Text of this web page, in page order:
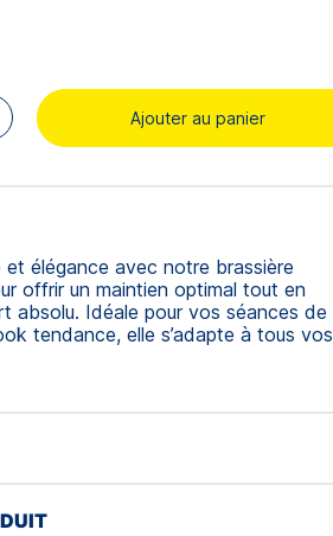
Ajouter au panier
et élégance avec notre brassière
offrir un maintien optimal tout en
absolu. Idéale pour vos séances de
tendance, elle s’adapte à tous vos